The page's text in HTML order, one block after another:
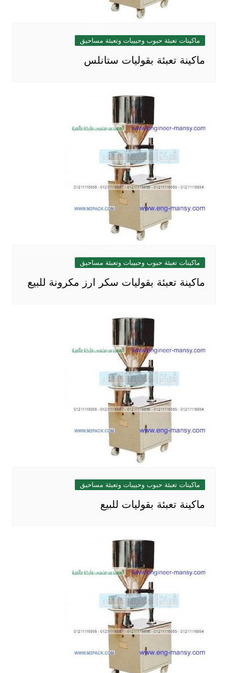
ماكينات تعبئة حبوب وحبيبات وتعبئة مساحيق
ماكينة تعبئة بقوليات ستانلس
ماكينات تعبئة حبوب وحبيبات وتعبئة مساحيق
ماكينة تعبئة بقوليات سكر ارز مكرونة للبيع
ماكينات تعبئة حبوب وحبيبات وتعبئة مساحيق
ماكينة تعبئة بقوليات للبيع